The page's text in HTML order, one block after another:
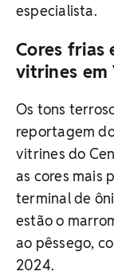
especialista.
Cores frias
vitrines em
Os tons
reportagem
vitrines do
as cores mais
terminal de
estão o
ao pêssego,
2024.